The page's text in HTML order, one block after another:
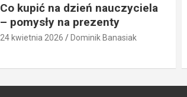
Co kupić na dzień nauczyciela
– pomysły na prezenty
24 kwietnia 2026 Dominik Banasiak